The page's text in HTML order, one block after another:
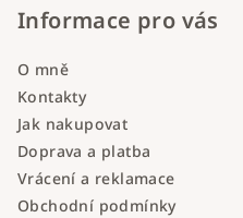
Informace pro vás
O mně
Kontakty
Jak nakupovat
Doprava a platba
Vrácení a reklamace
Obchodní podmínky